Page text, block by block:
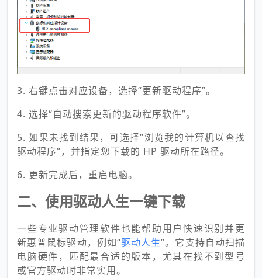
3. 右键点击对应设备，选择“更新驱动程序”。
4. 选择“自动搜索更新的驱动程序软件”。
5. 如果未找到结果，可选择“浏览我的计算机以查找
驱动程序”，并指定您下载的 HP 驱动所在路径。
6. 更新完成后，重启电脑。
二、使用驱动人生一键下载
一些专业驱动管理软件也能帮助用户快速识别并更
新惠普鼠标驱动，例如“驱动人生”。它支持自动扫描
电脑硬件，匹配最合适的版本，尤其在找不到型号
或官方驱动时非常实用。